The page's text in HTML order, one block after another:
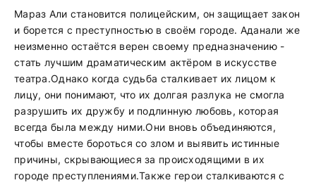
Мараз Али становится полицейским, он защищает закон
и борется с преступностью в своём городе. Аданали же
неизменно остаётся верен своему предназначению -
стать лучшим драматическим актёром в искусстве
театра.Однако когда судьба сталкивает их лицом к
лицу, они понимают, что их долгая разлука не смогла
разрушить их дружбу и подлинную любовь, которая
всегда была между ними.Они вновь объединяются,
чтобы вместе бороться со злом и выявить истинные
причины, скрывающиеся за происходящими в их
городе преступлениями.Также герои сталкиваются с